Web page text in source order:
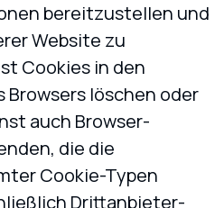
bereitzustellen und
Website zu
Cookies in den
löschen oder
auch Browser-
die die
Cookie-Typen
Drittanbieter-